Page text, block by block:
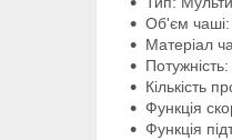
Об'єм
Матеріал
Кількість
Функція
Функція